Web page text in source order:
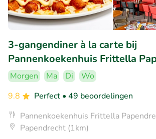
3-gangendiner à la carte bij
Pannenkoekenhuis Frittella
Morgen Ma Di
Wo
9.8
Perfect • 49 beoordelingen
Pannenkoekenhuis Frittella
Papendrecht (1km)